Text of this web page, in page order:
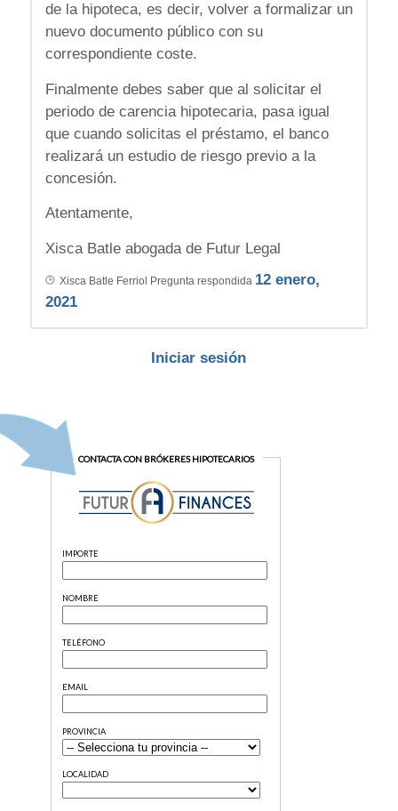
de la hipoteca, es decir, volver a formalizar un
nuevo documento público con su
correspondiente coste.
Finalmente debes saber que al solicitar el
periodo de carencia hipotecaria, pasa igual
que cuando solicitas el préstamo, el banco
realizará un estudio de riesgo previo a la
concesión.
Atentamente,
Xisca Batle abogada de Futur Legal
Xisca Batle Ferriol Pregunta respondida 12 enero,
2021
Iniciar sesión